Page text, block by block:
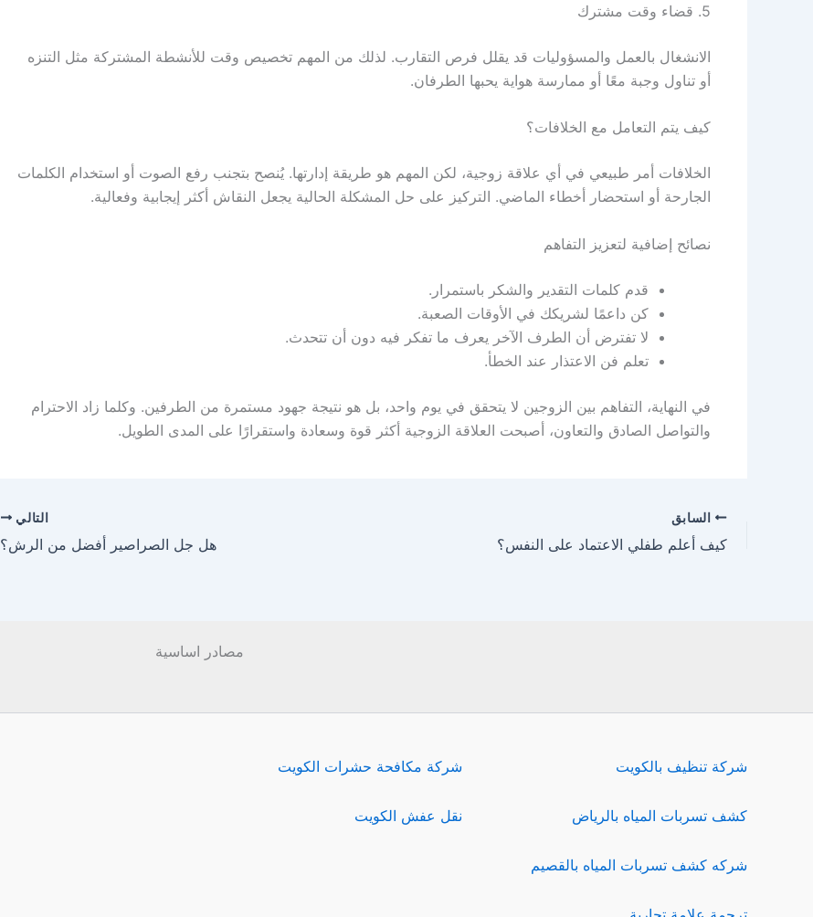
5. قضاء وقت مشترك
الانشغال بالعمل والمسؤوليات قد يقلل فرص التقارب. لذلك من المهم تخصيص وقت للأنشطة المشتركة مثل التنزه
أو تناول وجبة معًا أو ممارسة هواية يحبها الطرفان.
كيف يتم التعامل مع الخلافات؟
الخلافات أمر طبيعي في أي علاقة زوجية، لكن المهم هو طريقة إدارتها. يُنصح بتجنب رفع الصوت أو استخدام الكلمات
الجارحة أو استحضار أخطاء الماضي. التركيز على حل المشكلة الحالية يجعل النقاش أكثر إيجابية وفعالية.
نصائح إضافية لتعزيز التفاهم
قدم كلمات التقدير والشكر باستمرار.
كن داعمًا لشريكك في الأوقات الصعبة.
لا تفترض أن الطرف الآخر يعرف ما تفكر فيه دون أن تتحدث.
تعلم فن الاعتذار عند الخطأ.
في النهاية، التفاهم بين الزوجين لا يتحقق في يوم واحد، بل هو نتيجة جهود مستمرة من الطرفين. وكلما زاد الاحترام
والتواصل الصادق والتعاون، أصبحت العلاقة الزوجية أكثر قوة وسعادة واستقرارًا على المدى الطويل.
السابق
كيف أعلم طفلي الاعتماد على النفس؟
التالي
هل جل الصراصير أفضل من الرش؟
مصادر اساسية
شركة تنظيف بالكويت
كشف تسربات المياه بالرياض
شركه كشف تسربات المياه بالقصيم
شركة مكافحة حشرات الكويت
نقل عفش الكويت